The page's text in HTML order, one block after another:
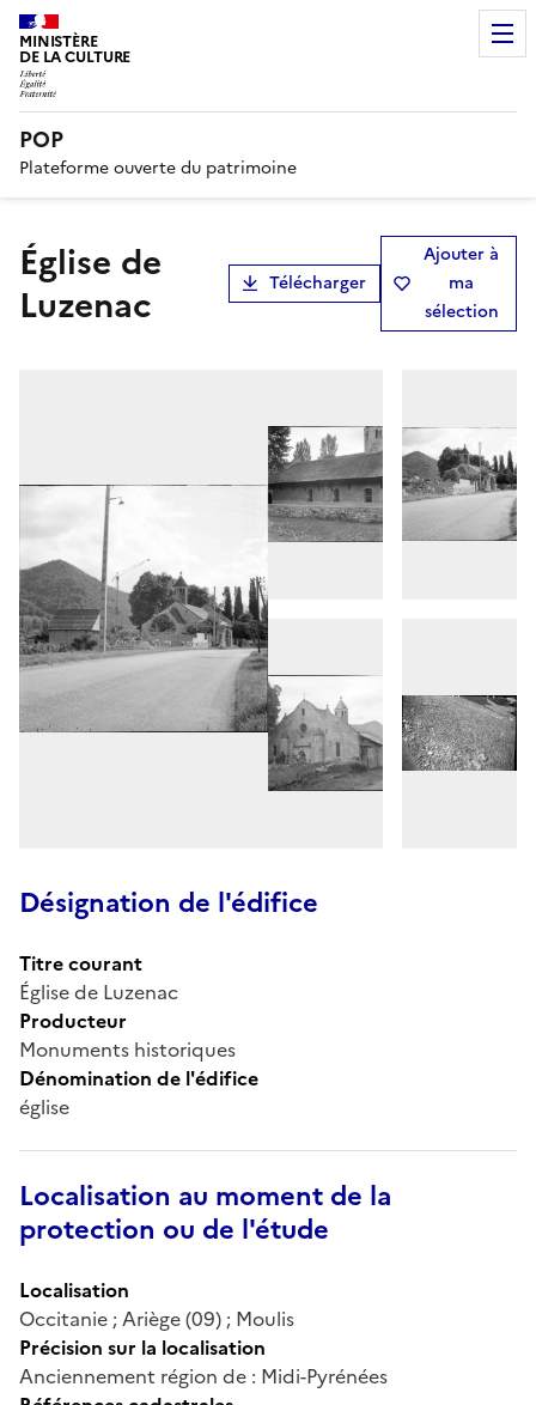
MINISTÈRE
DE LA CULTURE
POP
Plateforme ouverte du patrimoine
Église de
Luzenac
Télécharger
Ajouter à
ma
sélection
Désignation de l'édifice
Titre courant
Église de Luzenac
Producteur
Monuments historiques
Dénomination de l'édifice
église
Localisation au moment de la
protection ou de l'étude
Localisation
Occitanie ; Ariège (09) ; Moulis
Précision sur la localisation
Anciennement région de : Midi-Pyrénées